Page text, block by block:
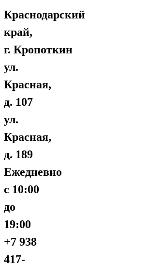
Краснодарский
край,
г. Кропоткин
ул.
Красная,
д. 107
ул.
Красная,
д. 189
Ежедневно
с 10:00
до
19:00
+7 938
417-